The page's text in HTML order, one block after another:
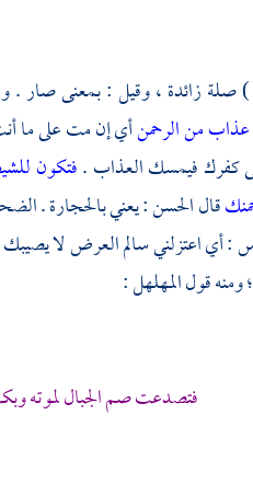
صلة زائدة ، وقيل : بمعنى صار .
من الرحمنأي إن مت على ما
كفرك فيمسك العذاب .فتكون
قالالحسن: يعني بالحجارة .
: أي اعتزلني سالم العرض لا
ومنه قولالمهلهل:
فتصدعت صم الجبال لموته